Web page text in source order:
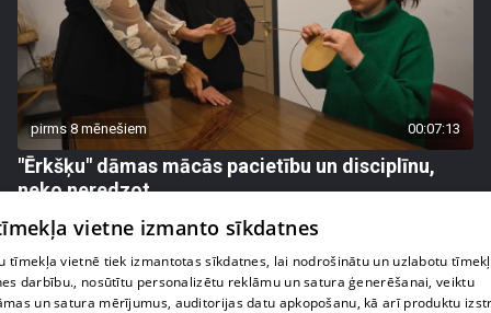
pirms 8 mēnešiem 00:07:13
"Ērkšķu" dāmas mācās pacietību un disciplīnu,
neko neredzot
vietne izmanto sīkdatnes
tīmekļa vietnē tiek izmantotas sīkdatnes, lai nodrošinātu un uzlabotu
darbību., nosūtītu personalizētu reklāmu un satura ģenerēšanai, veiktu
un satura mērījumus, auditorijas datu apkopošanu, kā arī produktu